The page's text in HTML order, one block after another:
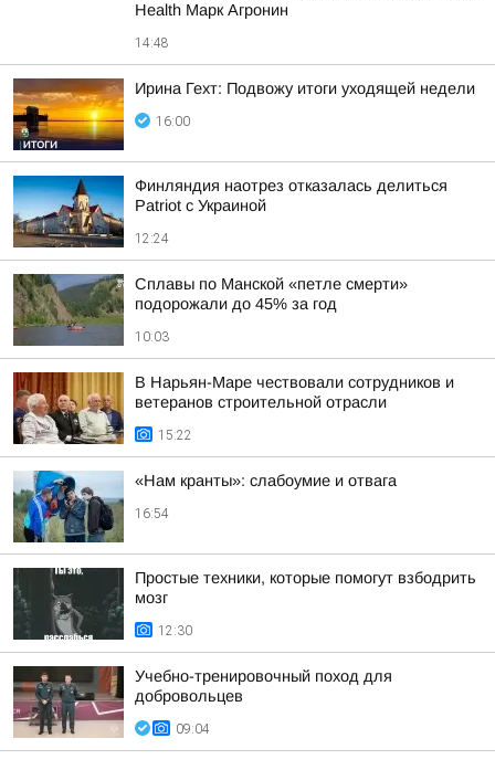
Health Марк Агронин
14:48
Ирина Гехт: Подвожу итоги уходящей недели
16:00
Финляндия наотрез отказалась делиться
Patriot с Украиной
12:24
Сплавы по Манской «петле смерти»
подорожали до 45% за год
10:03
В Нарьян-Маре чествовали сотрудников и
ветеранов строительной отрасли
15:22
«Нам кранты»: слабоумие и отвага
16:54
Простые техники, которые помогут взбодрить
мозг
12:30
Учебно-тренировочный поход для
добровольцев
09:04